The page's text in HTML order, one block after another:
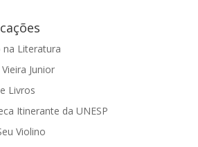
na Literatura
Junior
Livros
Itinerante da UNESP
Violino